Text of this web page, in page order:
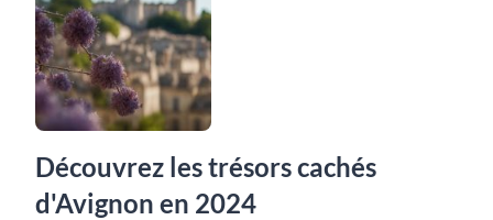
Découvrez les trésors cachés
d'Avignon en 2024